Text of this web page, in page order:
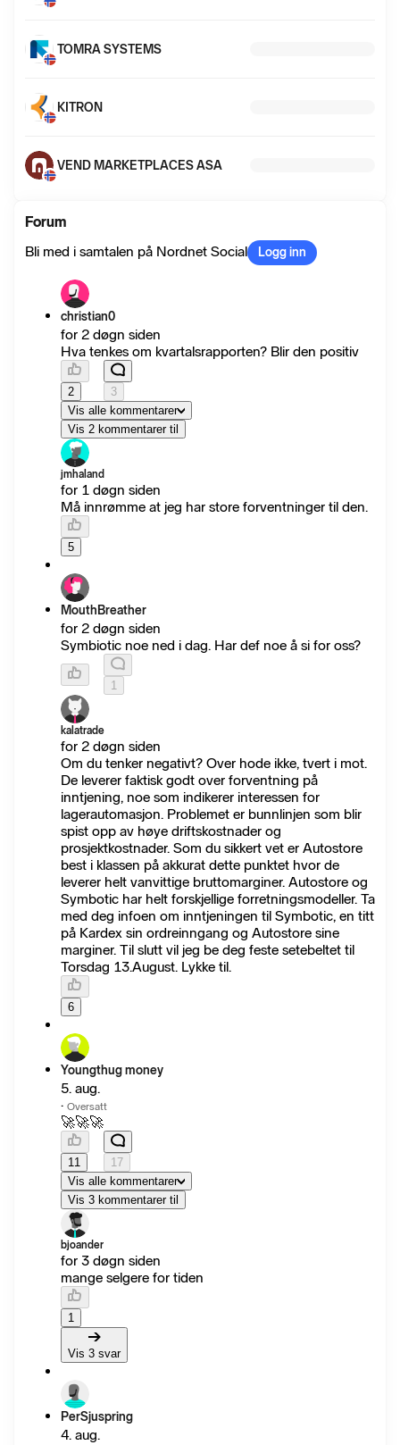
TOMRA SYSTEMS
KITRON
VEND MARKETPLACES ASA
Forum
Bli med i samtalen på Nordnet Social
Logg inn
christian0
for 2 døgn siden
Hva tenkes om kvartalsrapporten? Blir den positiv
2
3
Vis alle kommentarer
Vis 2 kommentarer til
jmhaland
for 1 døgn siden
Må innrømme at jeg har store forventninger til den.
5
MouthBreather
for 2 døgn siden
Symbiotic noe ned i dag. Har def noe å si for oss?
1
kalatrade
for 2 døgn siden
Om du tenker negativt? Over hode ikke, tvert i mot.
De leverer faktisk godt over forventning på
inntjening, noe som indikerer interessen for
lagerautomasjon. Problemet er bunnlinjen som blir
spist opp av høye driftskostnader og
prosjektkostnader. Som du sikkert vet er Autostore
best i klassen på akkurat dette punktet hvor de
leverer helt vanvittige bruttomarginer. Autostore og
Symbotic har helt forskjellige forretningsmodeller. Ta
med deg infoen om inntjeningen til Symbotic, en titt
på Kardex sin ordreinngang og Autostore sine
marginer. Til slutt vil jeg be deg feste setebeltet til
Torsdag 13.August. Lykke til.
6
Youngthug money
5. aug.
· Oversatt
🚀🚀🚀
11
17
Vis alle kommentarer
Vis 3 kommentarer til
bjoander
for 3 døgn siden
mange selgere for tiden
1
Vis 3 svar
PerSjuspring
4. aug.